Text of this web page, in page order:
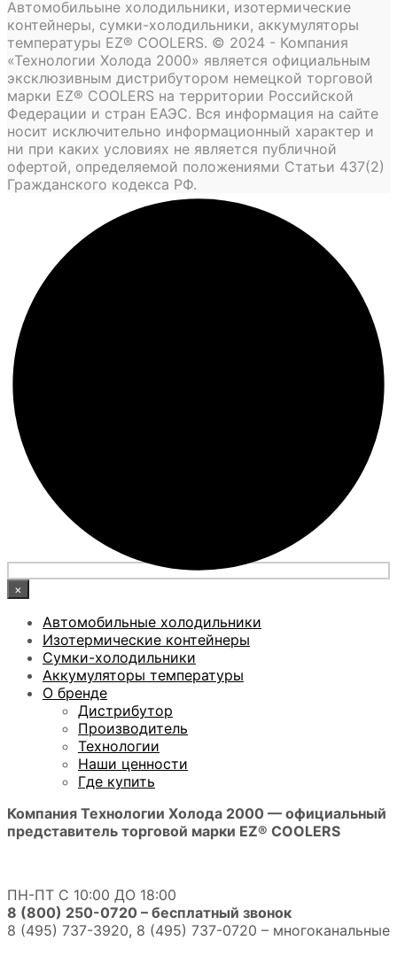
Автомобильыне холодильники, изотермические
контейнеры, сумки-холодильники, аккумуляторы
температуры EZ® COOLERS. © 2024 - Компания
«Технологии Холода 2000» является официальным
эксклюзивным дистрибутором немецкой торговой
марки EZ® COOLERS на территории Российской
Федерации и стран ЕАЭС. Вся информация на сайте
носит исключительно информационный характер и
ни при каких условиях не является публичной
офертой, определяемой положениями Статьи 437(2)
Гражданского кодекса РФ.
×
Автомобильные холодильники
Изотермические контейнеры
Сумки-холодильники
Аккумуляторы температуры
О бренде
Дистрибутор
Производитель
Технологии
Наши ценности
Где купить
Компания Технологии Холода 2000 — официальный
представитель торговой марки EZ® COOLERS
ПН-ПТ С 10:00 ДО 18:00
8 (800) 250-0720 – бесплатный звонок
8 (495) 737-3920, 8 (495) 737-0720 – многоканальные